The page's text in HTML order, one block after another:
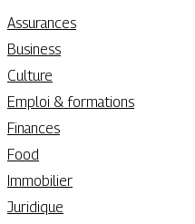
Assurances
Business
Culture
Emploi & formations
Finances
Food
Immobilier
Juridique